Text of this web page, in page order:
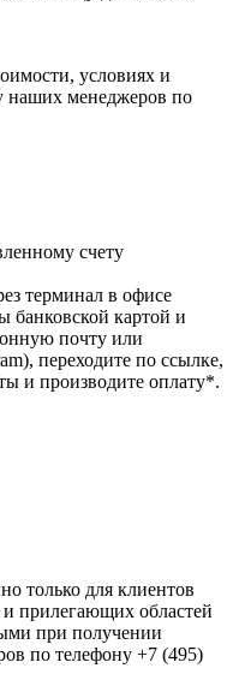
условиях и
наших менеджеров по
счету
терминал в офисе
банковской картой и
почту или
переходите по ссылке,
и производите оплату*.
только для клиентов
прилегающих областей
при получении
по телефону +7 (495)